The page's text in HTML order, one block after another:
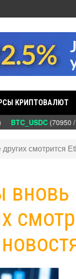
КРИПТОВАЛЮТ
BTC_USDC(70950 /
смотрится
вновь